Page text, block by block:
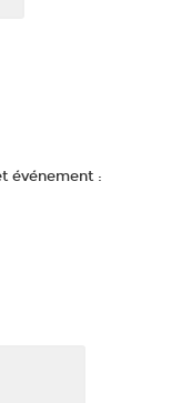
événement :